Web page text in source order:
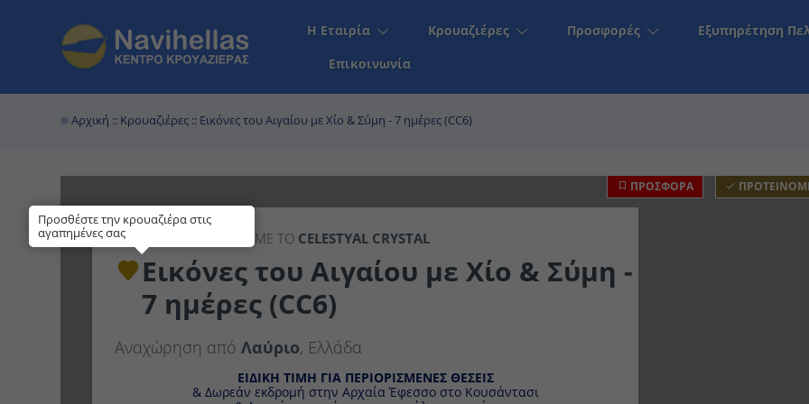
Η Εταιρία Κρουαζιέρες Προσφορές Εξυπηρέτηση
Επικοινωνία
Αρχική ::Κρουαζιέρες:: Εικόνες του Αιγαίου με Χίο & Σύμη - 7 ημέρες (CC6)
ΠΡΟΣΦΟΡΑ
7ΉΜΕΡΗ ΚΡΟΥΑΖΙΕΡΑ ΜΕ ΤΟCELESTYAL CRYSTAL
Εικόνες του Αιγαίου με Χίο & Σύμη - 7
ημέρες (CC6)
Αναχώρηση από Λαύριο, Ελλάδα
ΕΙΔΙΚΗ ΤΙΜΗ ΓΙΑ ΠΕΡΙΟΡΙΣΜΕΝΕΣ ΘΕΣΕΙΣ
& Δωρεάν εκδρομή στην Αρχαία Έφεσσο στο Κουσάντασι
Προσθέστε την κρουαζιέρα στις
αγαπημένες σας